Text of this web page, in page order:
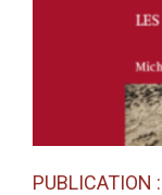
PUBLICATION